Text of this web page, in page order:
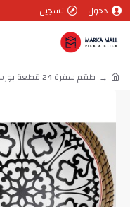
دخول تسجيل
طقم سفرة 24 قطعة بورسلان بون باساك لون أسود-أبيض KTH-ZG24Y2430596612-SYH-BYZ